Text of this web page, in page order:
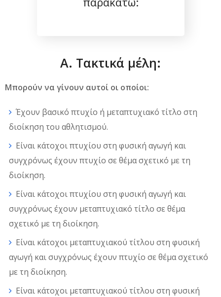
Α. Τακτικά μέλη:
Μπορούν να γίνουν αυτοί οι οποίοι:
Έχουν βασικό πτυχίο ή μεταπτυχιακό τίτλο στη
διοίκηση του αθλητισμού.
Είναι κάτοχοι πτυχίου στη φυσική αγωγή και
συγχρόνως έχουν πτυχίο σε θέμα σχετικό με τη
διοίκηση.
Είναι κάτοχοι πτυχίου στη φυσική αγωγή και
συγχρόνως έχουν μεταπτυχιακό τίτλο σε θέμα
σχετικό με τη διοίκηση.
Είναι κάτοχοι μεταπτυχιακού τίτλου στη φυσική
αγωγή και συγχρόνως έχουν πτυχίο σε θέμα σχετικό
με τη διοίκηση.
Είναι κάτοχοι μεταπτυχιακού τίτλου στη φυσική